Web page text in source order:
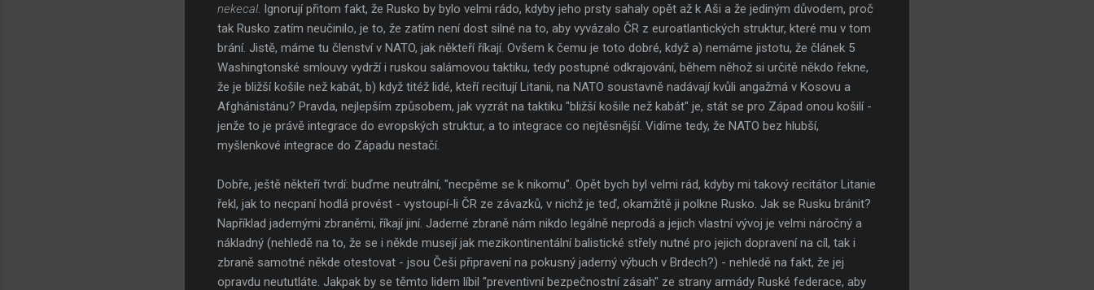
nekecal. Ignorují přitom fakt, že Rusko by bylo velmi rádo, kdyby jeho prsty sahaly opět až k Aši a že jediným důvodem, proč
tak Rusko zatím neučinilo, je to, že zatím není dost silné na to, aby vyvázalo ČR z euroatlantických struktur, které mu v tom
brání. Jistě, máme tu členství v NATO, jak někteří říkají. Ovšem k čemu je toto dobré, když a) nemáme jistotu, že článek 5
Washingtonské smlouvy vydrží i ruskou salámovou taktiku, tedy postupné odkrajování, během něhož si určitě někdo řekne,
že je bližší košile než kabát, b) když titéž lidé, kteří recitují Litanii, na NATO soustavně nadávají kvůli angažmá v Kosovu a
Afghánistánu? Pravda, nejlepším způsobem, jak vyzrát na taktiku "bližší košile než kabát" je, stát se pro Západ onou košilí -
jenže to je právě integrace do evropských struktur, a to integrace co nejtěsnější. Vidíme tedy, že NATO bez hlubší,
myšlenkové integrace do Západu nestačí.
Dobře, ještě někteří tvrdí: buďme neutrální, "necpěme se k nikomu". Opět bych byl velmi rád, kdyby mi takový recitátor Litanie
řekl, jak to necpaní hodlá provést - vystoupí-li ČR ze závazků, v nichž je teď, okamžitě ji polkne Rusko. Jak se Rusku bránit?
Například jadernými zbraněmi, říkají jiní. Jaderné zbraně nám nikdo legálně neprodá a jejich vlastní vývoj je velmi náročný a
nákladný (nehledě na to, že se i někde musejí jak mezikontinentální balistické střely nutné pro jejich dopravení na cíl, tak i
zbraně samotné někde otestovat - jsou Češi připravení na pokusný jaderný výbuch v Brdech?) - nehledě na fakt, že jej
opravdu neututláte. Jakpak by se těmto lidem líbil "preventivní bezpečnostní zásah" ze strany armády Ruské federace, aby